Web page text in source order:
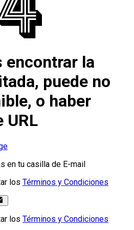
encontrar la
puede no
o haber
URL
en tu casilla de E-mail
los Términos y Condiciones
los Términos y Condiciones